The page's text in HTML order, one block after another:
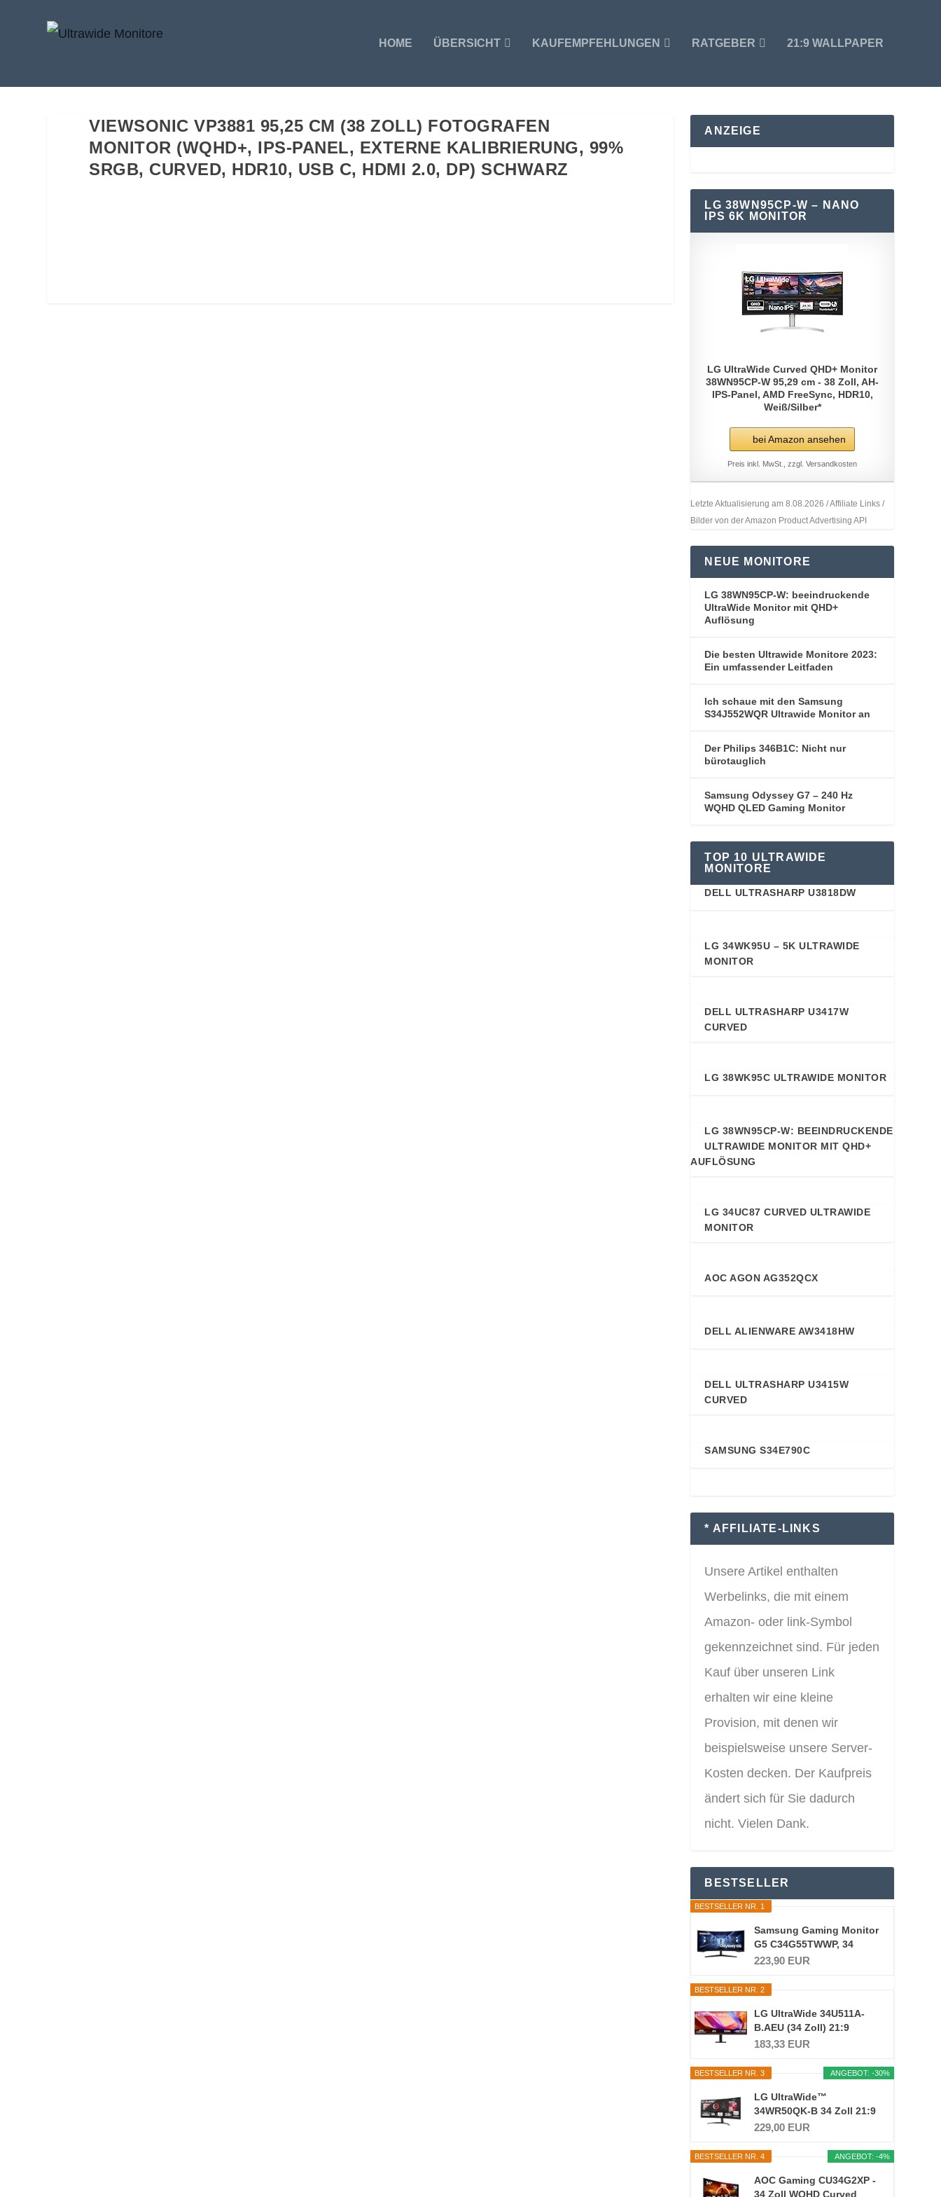
HOME ÜBERSICHT KAUFEMPFEHLUNGEN RATGEBER 21:9 WALLPAPER
VIEWSONIC VP3881 95,25 CM (38 ZOLL) FOTOGRAFEN
MONITOR (WQHD+, IPS-PANEL, EXTERNE KALIBRIERUNG, 99%
SRGB, CURVED, HDR10, USB C, HDMI 2.0, DP) SCHWARZ
ANZEIGE
LG 38WN95CP-W – NANO
IPS 6K MONITOR
LG UltraWide Curved QHD+ Monitor
38WN95CP-W 95,29 cm - 38 Zoll, AH-
IPS-Panel, AMD FreeSync, HDR10,
Weiß/Silber*
bei Amazon ansehen
Preis inkl. MwSt., zzgl. Versandkosten
Letzte Aktualisierung am 8.08.2026 / Affiliate Links /
Bilder von der Amazon Product Advertising API
NEUE MONITORE
LG 38WN95CP-W: beeindruckende
UltraWide Monitor mit QHD+
Auflösung
Die besten Ultrawide Monitore 2023:
Ein umfassender Leitfaden
Ich schaue mit den Samsung
S34J552WQR Ultrawide Monitor an
Der Philips 346B1C: Nicht nur
bürotauglich
Samsung Odyssey G7 – 240 Hz
WQHD QLED Gaming Monitor
TOP 10 ULTRAWIDE
MONITORE
DELL ULTRASHARP U3818DW
LG 34WK95U – 5K ULTRAWIDE
MONITOR
DELL ULTRASHARP U3417W
CURVED
LG 38WK95C ULTRAWIDE MONITOR
LG 38WN95CP-W: BEEINDRUCKENDE
ULTRAWIDE MONITOR MIT QHD+
AUFLÖSUNG
LG 34UC87 CURVED ULTRAWIDE
MONITOR
AOC AGON AG352QCX
DELL ALIENWARE AW3418HW
DELL ULTRASHARP U3415W
CURVED
SAMSUNG S34E790C
* AFFILIATE-LINKS
Unsere Artikel enthalten
Werbelinks, die mit einem
Amazon- oder link-Symbol
gekennzeichnet sind. Für jeden
Kauf über unseren Link
erhalten wir eine kleine
Provision, mit denen wir
beispielsweise unsere Server-
Kosten decken. Der Kaufpreis
ändert sich für Sie dadurch
nicht. Vielen Dank.
BESTSELLER
BESTSELLER NR. 1
Samsung Gaming Monitor
G5 C34G55TWWP, 34
Zoll...
223,90 EUR
BESTSELLER NR. 2
LG UltraWide 34U511A-
B.AEU (34 Zoll) 21:9
UWFHD...
183,33 EUR
ANGEBOT: -30%
BESTSELLER NR. 3
LG UltraWide™
34WR50QK-B 34 Zoll 21:9
Curved...
229,00 EUR
ANGEBOT: -4%
BESTSELLER NR. 4
AOC Gaming CU34G2XP -
34 Zoll WQHD Curved